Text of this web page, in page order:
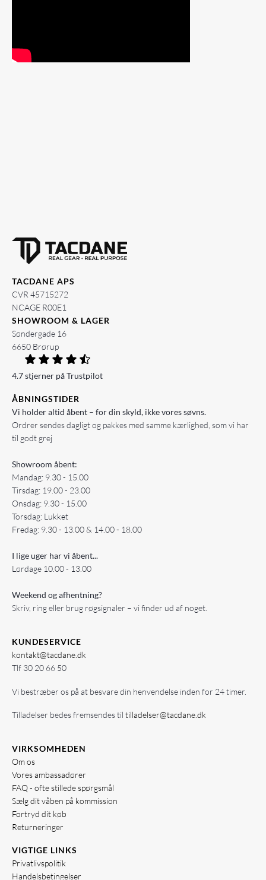
TACDANE APS
CVR 45715272
NCAGE R00E1
SHOWROOM & LAGER
Søndergade 16
6650 Brørup
4.7 stjerner på Trustpilot
ÅBNINGSTIDER
Vi holder altid åbent – for din skyld, ikke vores søvns.
Ordrer sendes dagligt og pakkes med samme kærlighed, som vi har
til godt grej
Showroom åbent:
Mandag: 9.30 - 15.00
Tirsdag: 19.00 - 23.00
Onsdag: 9.30 - 15.00
Torsdag: Lukket
Fredag: 9.30 - 13.00 & 14.00 - 18.00
I lige uger har vi åbent...
Lørdage 10.00 - 13.00
Weekend og afhentning?
Skriv, ring eller brug røgsignaler – vi finder ud af noget.
KUNDESERVICE
kontakt@tacdane.dk
Tlf 30 20 66 50
Vi bestræber os på at besvare din henvendelse inden for 24 timer.
Tilladelser bedes fremsendes til tilladelser@tacdane.dk
VIRKSOMHEDEN
Om os
Vores ambassadører
FAQ - ofte stillede spørgsmål
Sælg dit våben på kommission
Fortryd dit køb
Returneringer
VIGTIGE LINKS
Privatlivspolitik
Handelsbetingelser